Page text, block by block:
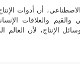
أن أدوات
والعلاقات
الإنتاج، لأن العالم